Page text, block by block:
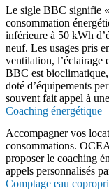
Le sigle BBC signifie
consommation
inférieure à 50 kWh
neuf. Les usages pris
ventilation, l’éclairage
BBC est bioclimatique,
doté d’équipements
souvent fait appel à
Coaching énergétique
Accompagner vos
consommations.
proposer le coaching
appels personnalisés
Comptage eau